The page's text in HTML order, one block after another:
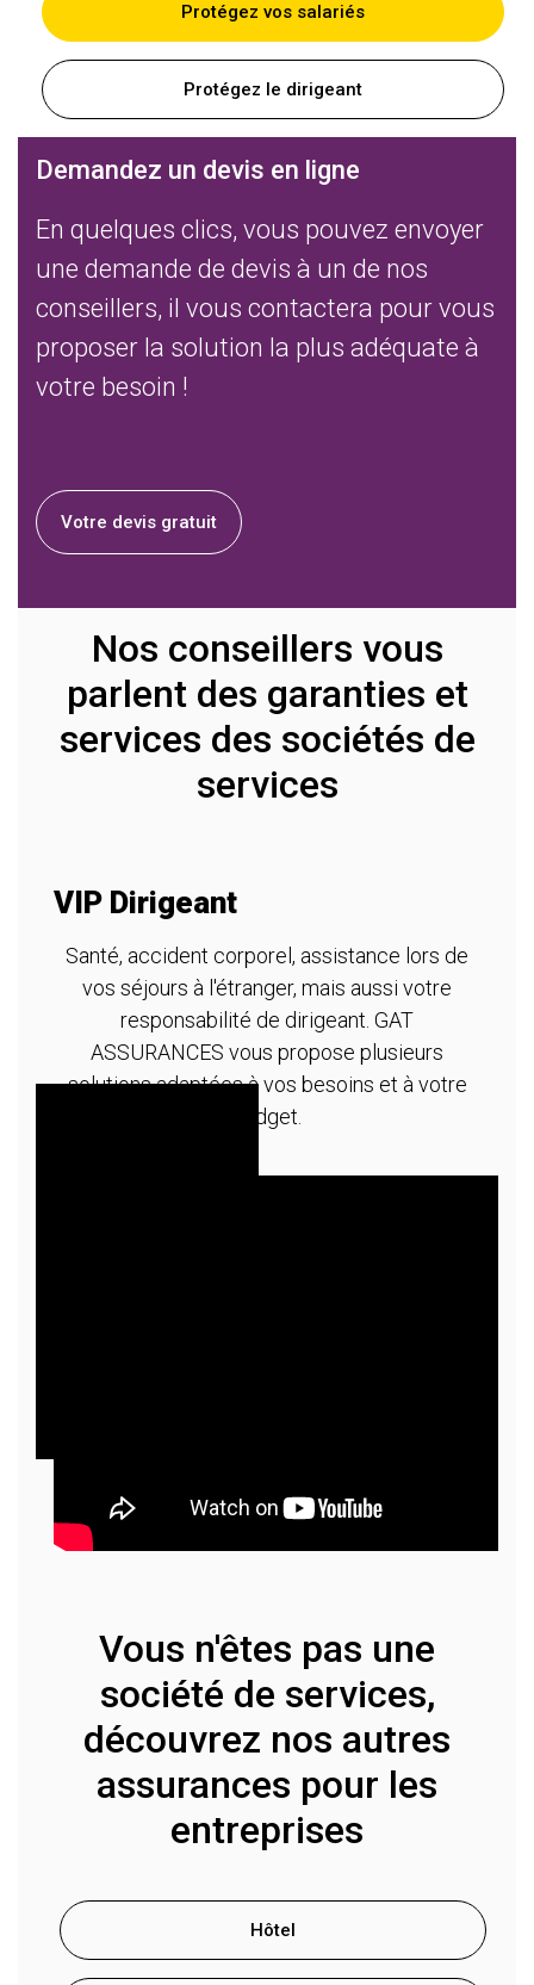
Protégez vos salariés
Protégez le dirigeant
Demandez un devis en ligne
En quelques clics, vous pouvez envoyer
une demande de devis à un de nos
conseillers, il vous contactera pour vous
proposer la solution la plus adéquate à
votre besoin !
Votre devis gratuit
Nos conseillers vous
parlent des garanties et
services des sociétés de
services
VIP Dirigeant
Santé, accident corporel, assistance lors de
vos séjours à l'étranger, mais aussi votre
responsabilité de dirigeant. GAT
ASSURANCES vous propose plusieurs
solutions adaptées à vos besoins et à votre
budget.
Vous n'êtes pas une
société de services,
découvrez nos autres
assurances pour les
entreprises
Hôtel